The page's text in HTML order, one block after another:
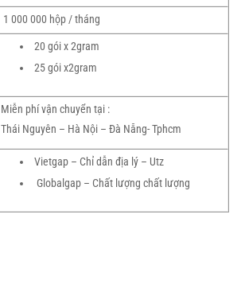
1 000 000 hộp / tháng
20 gói x 2gram
25 gói x2gram
Miễn phí vận chuyển tại :
Thái Nguyên – Hà Nội – Đà Nẵng- Tphcm
Vietgap – Chỉ dẫn địa lý – Utz
Globalgap – Chất lượng chất lượng